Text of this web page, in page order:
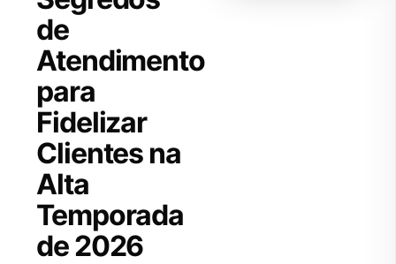
de
Atendimento
para
Fidelizar
Clientes na
Alta
Temporada
de 2026